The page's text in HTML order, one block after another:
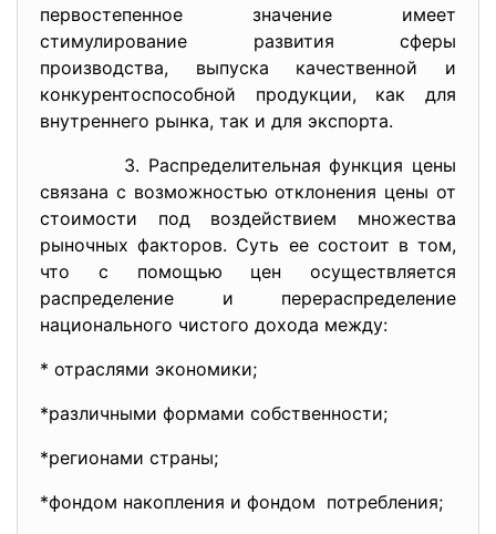
первостепенное значение имеет
стимулирование развития сферы
производства, выпуска качественной и
конкурентоспособной продукции, как для
внутреннего рынка, так и для экспорта.
3. Распределительная функция цены
связана с возможностью отклонения цены от
стоимости под воздействием множества
рыночных факторов. Суть ее состоит в том,
что с помощью цен осуществляется
распределение и перераспределение
национального чистого дохода между:
* отраслями экономики;
*различными формами собственности;
*регионами страны;
*фондом накопления и фондом потребления;